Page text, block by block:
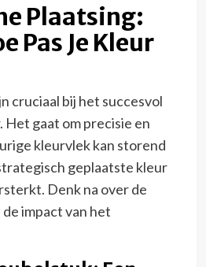
Plaatsing:
Pas Je Kleur
cruciaal bij het succesvol
gaat om precisie en
kleurvlek kan storend
geplaatste kleur
Denk na over de
impact van het